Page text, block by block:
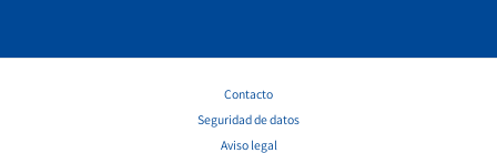
Contacto
Seguridad de datos
Aviso legal